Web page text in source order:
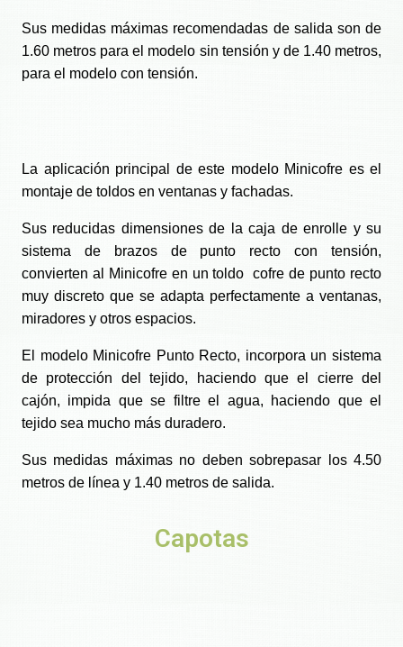
Sus medidas máximas recomendadas de salida son de
1.60 metros para el modelo sin tensión y de 1.40 metros,
para el modelo con tensión.
La aplicación principal de este modelo Minicofre es el
montaje de toldos en ventanas y fachadas.
Sus reducidas dimensiones de la caja de enrolle y su
sistema de brazos de punto recto con tensión,
convierten al Minicofre en un toldo cofre de punto recto
muy discreto que se adapta perfectamente a ventanas,
miradores y otros espacios.
El modelo Minicofre Punto Recto, incorpora un sistema
de protección del tejido, haciendo que el cierre del
cajón, impida que se filtre el agua, haciendo que el
tejido sea mucho más duradero.
Sus medidas máximas no deben sobrepasar los 4.50
metros de línea y 1.40 metros de salida.
Capotas